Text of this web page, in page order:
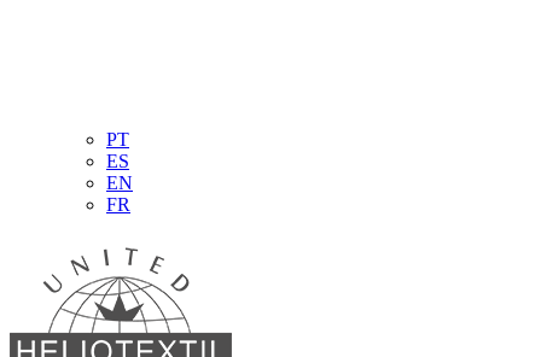
PT
ES
EN
FR